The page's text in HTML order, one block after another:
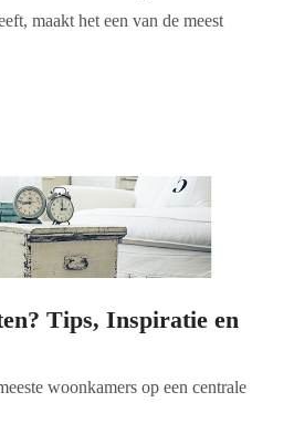
maakt het een van de meest
Tips, Inspiratie en
woonkamers op een centrale